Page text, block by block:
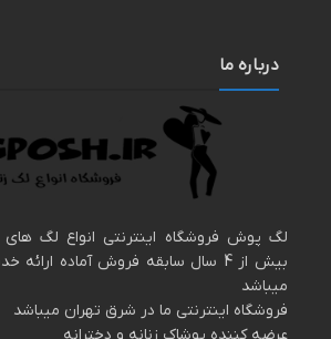
درباره ما
لگ پوش فروشگاه اینترنتی انواع لگ های
بیش از 4 سال سابقه فروش آماده
میباشد
فروشگاه اینترنتی ما در شرق تهران میباشد
عرضه کننده پوشاک زنانه و دخترانه